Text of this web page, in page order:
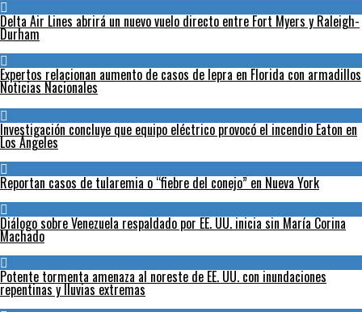
Delta Air Lines abrirá un nuevo vuelo directo entre Fort Myers y Raleigh-
Durham
Expertos relacionan aumento de casos de lepra en Florida con armadillos
Noticias Nacionales
Investigación concluye que equipo eléctrico provocó el incendio Eaton en
Los Ángeles
Reportan casos de tularemia o “fiebre del conejo” en Nueva York
Diálogo sobre Venezuela respaldado por EE. UU. inicia sin María Corina
Machado
Potente tormenta amenaza al noreste de EE. UU. con inundaciones
repentinas y lluvias extremas